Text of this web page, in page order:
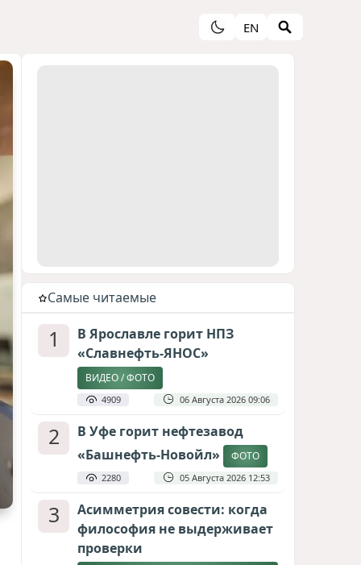
EN
Cамые читаемые
1
В Ярославле горит НПЗ
«Славнефть-ЯНОС»
ВИДЕО / ФОТО
4909 06 Августа 2026 09:06
2
В Уфе горит нефтезавод
«Башнефть-Новойл»
ФОТО
2280 05 Августа 2026 12:53
3
Асимметрия совести: когда
философия не выдерживает
проверки